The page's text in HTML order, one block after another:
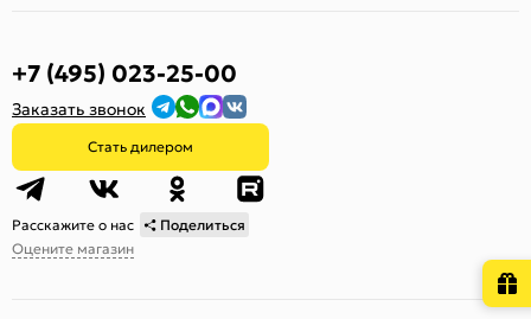
+7 (495) 023-25-00
Заказать звонок
Стать дилером
Расскажите о нас
Поделиться
Оцените магазин